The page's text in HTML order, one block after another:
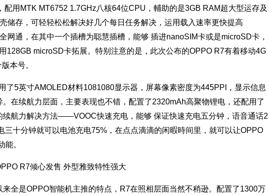
配用MTK MT6752 1.7GHz八核64位CPU，輔助的是3GB RAM超大型运存及
储存，可轻轻松松解决好几个每日任务解决，运用载入速率更快提高
网通，在其中一个插槽为聪慧插槽，能够 插进nanoSIM卡或是microSD卡，
128GB microSD卡拓展。特别注意的是，此次公布的OPPO R7有着移动4G
本号。
了5英寸AMOLED材料1081080显示器，屏幕像素密度为445PPI，显示信息
。在续航力层面，主要表现也不错，配置了2320mAh高聚物锂电，还配用了
续航力解决方法——VOOC快速充电，能够 保证快速充电五分钟，语音通话2
三十分钟就可以电池充电75%，在点点滴滴的闲暇時间里，就可以让OPPO
能。
来全是OPPO智能机主推的特点，R7在照相层面当然不稍逊。配置了1300万